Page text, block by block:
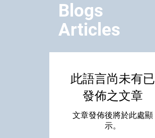
Blogs
Articles
此語言尚未有已
發佈之文章
文章發佈後將於此處顯
示。